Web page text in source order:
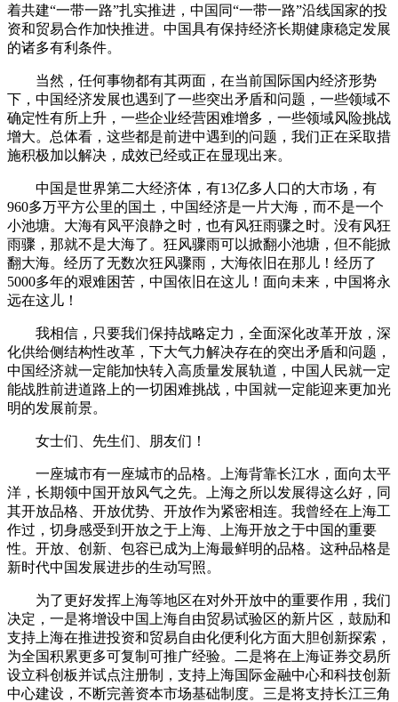
着共建“一带一路”扎实推进，中国同“一带一路”沿线国家的投
资和贸易合作加快推进。中国具有保持经济长期健康稳定发展
的诸多有利条件。
当然，任何事物都有其两面，在当前国际国内经济形势
下，中国经济发展也遇到了一些突出矛盾和问题，一些领域不
确定性有所上升，一些企业经营困难增多，一些领域风险挑战
增大。总体看，这些都是前进中遇到的问题，我们正在采取措
施积极加以解决，成效已经或正在显现出来。
中国是世界第二大经济体，有13亿多人口的大市场，有
960多万平方公里的国土，中国经济是一片大海，而不是一个
小池塘。大海有风平浪静之时，也有风狂雨骤之时。没有风狂
雨骤，那就不是大海了。狂风骤雨可以掀翻小池塘，但不能掀
翻大海。经历了无数次狂风骤雨，大海依旧在那儿！经历了
5000多年的艰难困苦，中国依旧在这儿！面向未来，中国将永
远在这儿！
我相信，只要我们保持战略定力，全面深化改革开放，深
化供给侧结构性改革，下大气力解决存在的突出矛盾和问题，
中国经济就一定能加快转入高质量发展轨道，中国人民就一定
能战胜前进道路上的一切困难挑战，中国就一定能迎来更加光
明的发展前景。
女士们、先生们、朋友们！
一座城市有一座城市的品格。上海背靠长江水，面向太平
洋，长期领中国开放风气之先。上海之所以发展得这么好，同
其开放品格、开放优势、开放作为紧密相连。我曾经在上海工
作过，切身感受到开放之于上海、上海开放之于中国的重要
性。开放、创新、包容已成为上海最鲜明的品格。这种品格是
新时代中国发展进步的生动写照。
为了更好发挥上海等地区在对外开放中的重要作用，我们
决定，一是将增设中国上海自由贸易试验区的新片区，鼓励和
支持上海在推进投资和贸易自由化便利化方面大胆创新探索，
为全国积累更多可复制可推广经验。二是将在上海证券交易所
设立科创板并试点注册制，支持上海国际金融中心和科技创新
中心建设，不断完善资本市场基础制度。三是将支持长江三角